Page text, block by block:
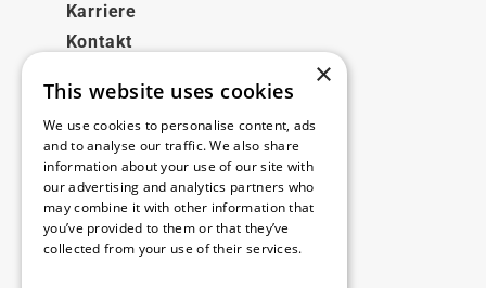
Karriere
Kontakt
Rechtliches
Disclaimer
Privacy policy
Cookie policy
×
This website uses cookies
We use cookies to personalise content, ads
and to analyse our traffic. We also share
information about your use of our site with
our advertising and analytics partners who
may combine it with other information that
you’ve provided to them or that they’ve
collected from your use of their services.